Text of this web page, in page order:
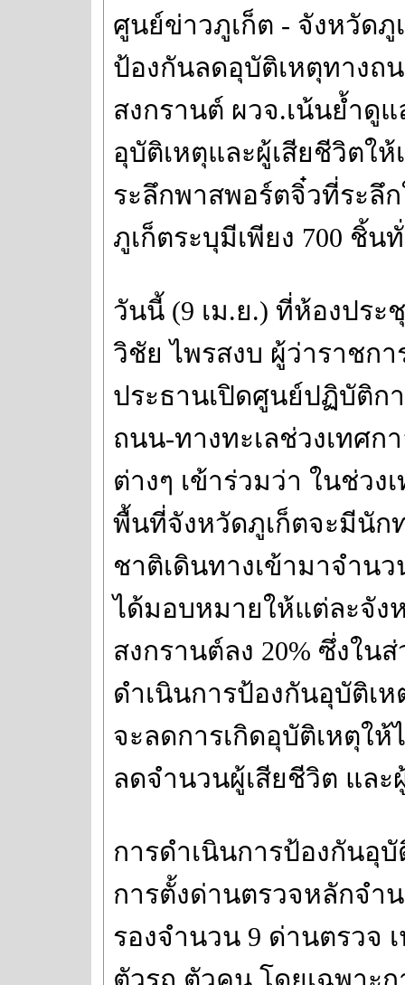
ศูนย์ข่าวภูเก็ต - จังหวัด
ป้องกันลดอุบัติเหตุทางถ
สงกรานต์ ผวจ.เน้นย้ำดู
อุบัติเหตุและผู้เสียชีวิตใ
ระลึกพาสพอร์ตจิ๋วที่ระลึ
ภูเก็ตระบุมีเพียง 700 ชิ้น
วันนี้ (9 เม.ย.) ที่ห้องปร
วิชัย ไพรสงบ ผู้ว่าราชก
ประธานเปิดศูนย์ปฏิบัติก
ถนน-ทางทะเลช่วงเทศ
ต่างๆ เข้าร่วมว่า ในช่ว
พื้นที่จังหวัดภูเก็ตจะมีนัก
ชาติเดินทางเข้ามาจำน
ได้มอบหมายให้แต่ละจัง
สงกรานต์ลง 20% ซึ่งใน
ดำเนินการป้องกันอุบัติเ
จะลดการเกิดอุบัติเหตุใ
ลดจำนวนผู้เสียชีวิต แล
การดำเนินการป้องกันอุ
การตั้งด่านตรวจหลักจำ
รองจำนวน 9 ด่านตรวจ